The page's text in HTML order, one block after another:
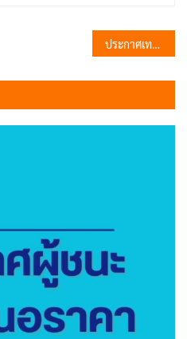
ประกาศเทศบาลตำบลลำนารายณ์เรื่อง ผลการสอบคัดเลือกเพื่อแต่งตั้งพนักงานเทศบาลสายงานประเภททั่วไปให้ดำรงตำแหน่งสายงานประเภทวิชาการ ในตำแหน่ง นักวิชาการศึกษา ระดับปฏิบัติการ